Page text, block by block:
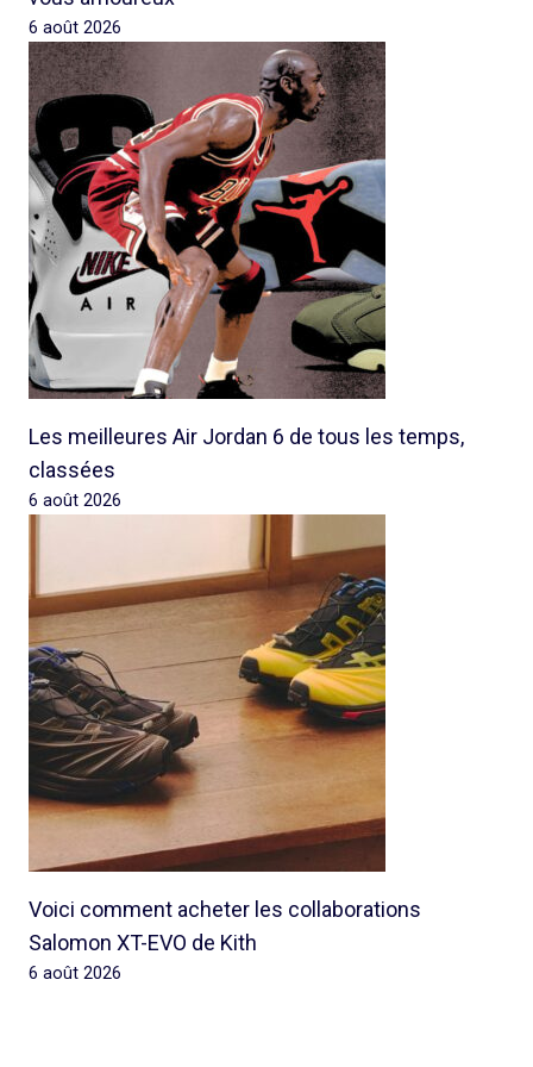
6 août 2026
Les meilleures Air Jordan 6 de tous les temps,
classées
6 août 2026
Voici comment acheter les collaborations
Salomon XT-EVO de Kith
6 août 2026